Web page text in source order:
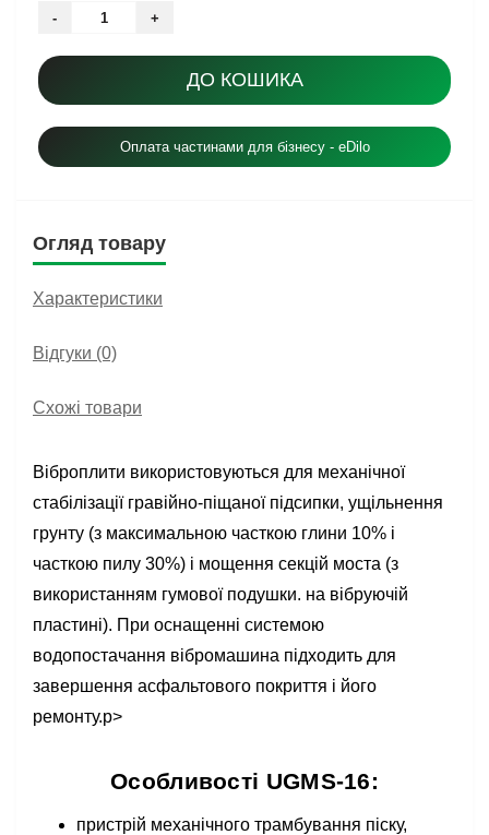
- +
ДО КОШИКА
Оплата частинами для бізнесу - eDilo
Огляд товару
Характеристики
Відгуки (0)
Схожі товари
Віброплити використовуються для механічної
стабілізації гравійно-піщаної підсипки, ущільнення
грунту (з максимальною часткою глини 10% і
часткою пилу 30%) і мощення секцій моста (з
використанням гумової подушки. на вібруючій
пластині). При оснащенні системою
водопостачання вібромашина підходить для
завершення асфальтового покриття і його
ремонту.p>
Особливості UGMS-16:
пристрій механічного трамбування піску,